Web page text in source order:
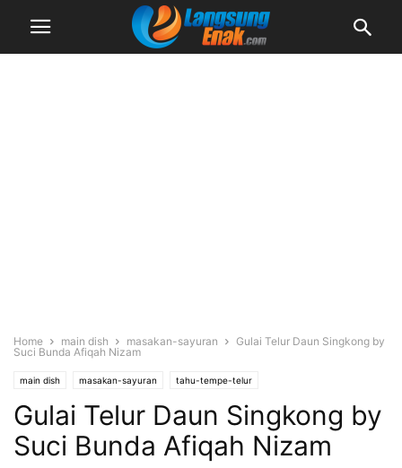
Home main dish masakan-sayuran
Gulai Telur Daun Singkong by
Suci Bunda Afiqah Nizam
main dish masakan-sayuran tahu-tempe-telur
Gulai Telur Daun Singkong by
Suci Bunda Afiqah Nizam